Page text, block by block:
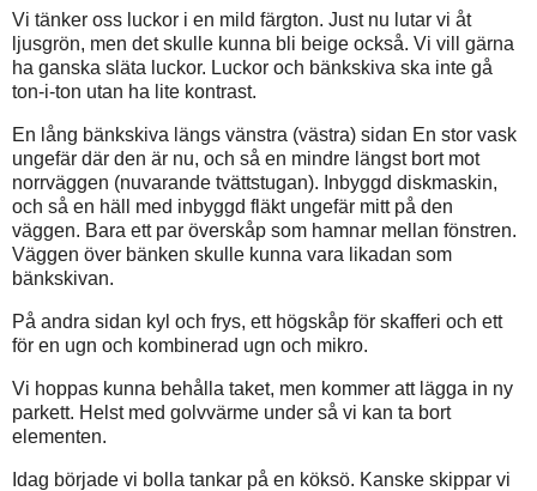
Vi tänker oss luckor i en mild färgton. Just nu lutar vi åt
ljusgrön, men det skulle kunna bli beige också. Vi vill gärna
ha ganska släta luckor. Luckor och bänkskiva ska inte gå
ton-i-ton utan ha lite kontrast.
En lång bänkskiva längs vänstra (västra) sidan En stor vask
ungefär där den är nu, och så en mindre längst bort mot
norrväggen (nuvarande tvättstugan). Inbyggd diskmaskin,
och så en häll med inbyggd fläkt ungefär mitt på den
väggen. Bara ett par överskåp som hamnar mellan fönstren.
Väggen över bänken skulle kunna vara likadan som
bänkskivan.
På andra sidan kyl och frys, ett högskåp för skafferi och ett
för en ugn och kombinerad ugn och mikro.
Vi hoppas kunna behålla taket, men kommer att lägga in ny
parkett. Helst med golvvärme under så vi kan ta bort
elementen.
Idag började vi bolla tankar på en köksö. Kanske skippar vi